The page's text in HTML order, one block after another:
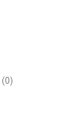
(0)